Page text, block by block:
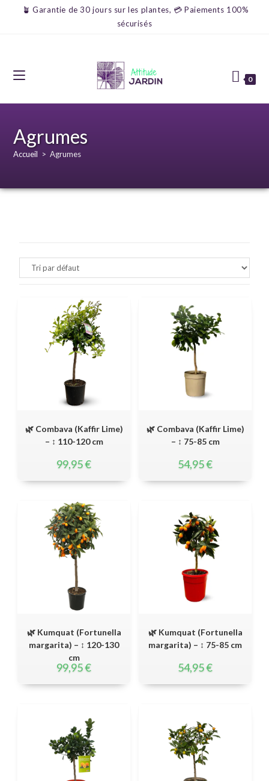
🪴 Garantie de 30 jours sur les plantes, 💳 Paiements 100%
sécurisés
0
Agrumes
Accueil > Agrumes
🌿 Combava (Kaffir Lime)
– ↕ 110-120 cm
99,95€
🌿 Combava (Kaffir Lime)
– ↕ 75-85 cm
54,95€
🌿 Kumquat (Fortunella
margarita) – ↕ 120-130
cm
99,95€
🌿 Kumquat (Fortunella
margarita) – ↕ 75-85 cm
54,95€